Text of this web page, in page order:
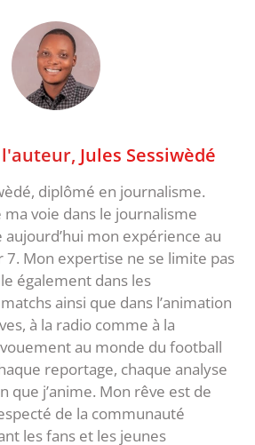
l'auteur, Jules Sessiwèdé
diplômé en journalisme.
ma voie dans le journalisme
mon expérience au
7. Mon expertise ne se limite pas
également dans les
ainsi que dans l’animation
à la radio comme à la
au monde du football
reportage, chaque analyse
que j’anime. Mon rêve est de
de la communauté
les fans et les jeunes